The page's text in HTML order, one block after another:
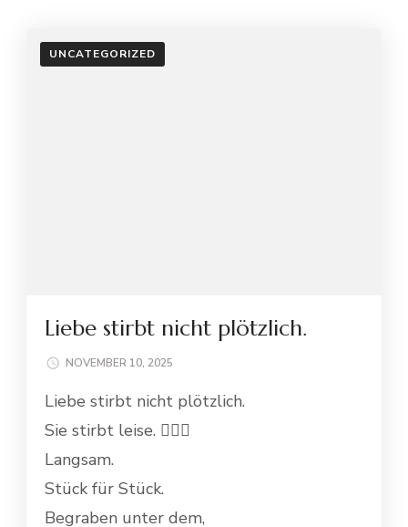
UNCATEGORIZED
Liebe stirbt nicht plötzlich.
NOVEMBER 10, 2025
Liebe stirbt nicht plötzlich.
Sie stirbt leise. 😶‍🌫️💔
Langsam.
Stück für Stück.
Begraben unter dem,